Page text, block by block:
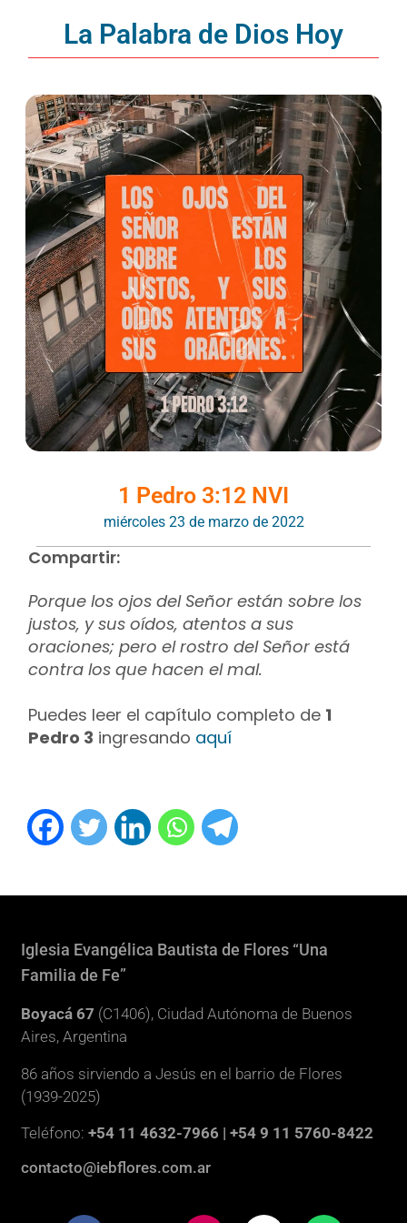
La Palabra de Dios Hoy
1 Pedro 3:12 NVI
miércoles 23 de marzo de 2022
Compartir:
Porque los ojos del Señor están sobre los
justos, y sus oídos, atentos a sus
oraciones; pero el rostro del Señor está
contra los que hacen el mal.
Puedes leer el capítulo completo de 1
Pedro 3 ingresando aquí
Iglesia Evangélica Bautista de Flores “Una
Familia de Fe”
Boyacá 67 (C1406), Ciudad Autónoma de Buenos
Aires, Argentina
86 años sirviendo a Jesús en el barrio de Flores
(1939-2025)
Teléfono:+54 11 4632-7966 | +54 9 11 5760-8422
contacto@iebflores.com.ar